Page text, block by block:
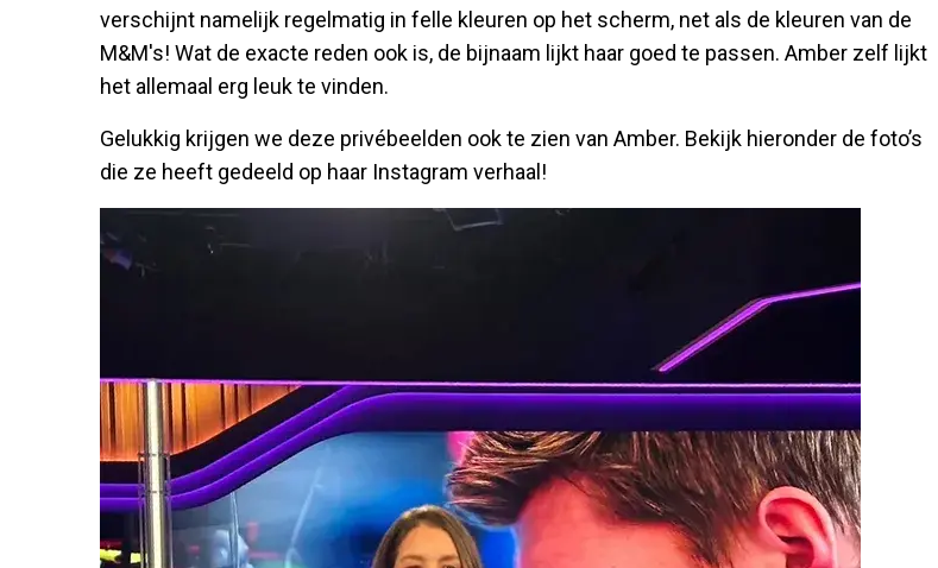
verschijnt namelijk regelmatig in felle kleuren op het scherm, net als de kleuren van de
M&M's! Wat de exacte reden ook is, de bijnaam lijkt haar goed te passen. Amber zelf lijkt
het allemaal erg leuk te vinden.
Gelukkig krijgen we deze privébeelden ook te zien van Amber. Bekijk hieronder de foto’s
die ze heeft gedeeld op haar Instagram verhaal!